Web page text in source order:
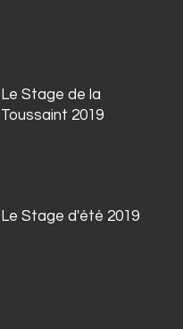
Le Stage de la
Toussaint 2019
Le Stage d'été 2019